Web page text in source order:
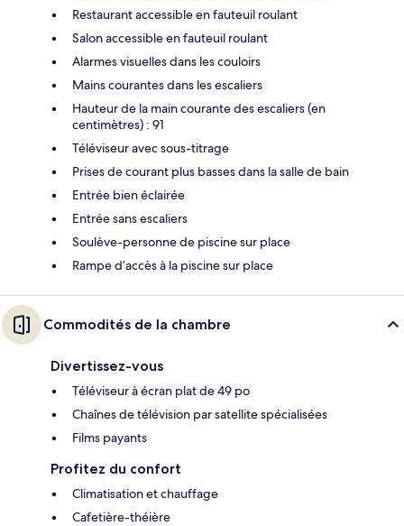
Restaurant accessible en fauteuil roulant
Salon accessible en fauteuil roulant
Alarmes visuelles dans les couloirs
Mains courantes dans les escaliers
Hauteur de la main courante des escaliers (en
centimètres) : 91
Téléviseur avec sous-titrage
Prises de courant plus basses dans la salle de bain
Entrée bien éclairée
Entrée sans escaliers
Soulève-personne de piscine sur place
Rampe d’accès à la piscine sur place
Commodités de la chambre
Divertissez-vous
Téléviseur à écran plat de 49 po
Chaînes de télévision par satellite spécialisées
Films payants
Profitez du confort
Climatisation et chauffage
Cafetière-théière